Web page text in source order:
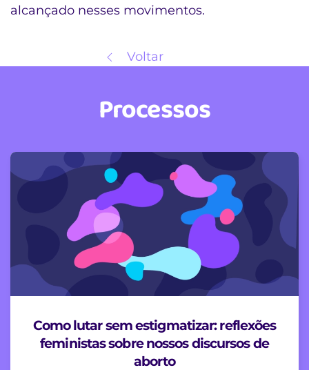
alcançado nesses movimentos.
Voltar
Processos
Como lutar sem estigmatizar: reflexões
feministas sobre nossos discursos de
aborto